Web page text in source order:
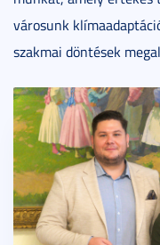
városunk
szakmai döntések